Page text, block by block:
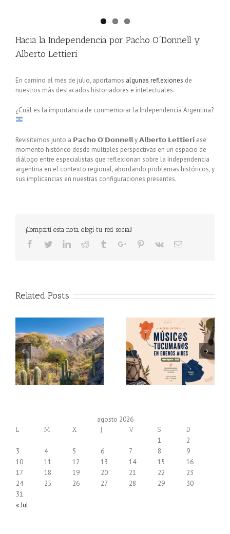
Hacia la Independencia por Pacho O´Donnell y
Alberto Lettieri
En camino al mes de julio, aportamos algunas reflexiones de
nuestros más destacados historiadores e intelectuales.
¿Cuál es la importancia de conmemorar la Independencia Argentina?
Revisitemos junto a 𝗣𝗮𝗰𝗵𝗼 𝗢’𝗗𝗼𝗻𝗻𝗲𝗹𝗹 y 𝗔𝗹𝗯𝗲𝗿𝘁𝗼 𝗟𝗲𝘁𝘁𝗶𝗲𝗿𝗶 ese
momento histórico desde múltiples perspectivas en un espacio de
diálogo entre especialistas que reflexionan sobre la Independencia
argentina en el contexto regional, abordando problemas históricos, y
sus implicancias en nuestras configuraciones presentes.
¡Compartí esta nota, elegí tu red social!
Facebook
TwitterLinkedinReddit TumblrGoogle+Pinterest
Vk Email
Related Posts
agosto 2026
L M X J V S D
« Jul
1
2
3
4 5 6 7 8
9
10
11 12 13 14 15
16
17
18 19 20 21 22
23
24
25 26 27 28 29
30
31